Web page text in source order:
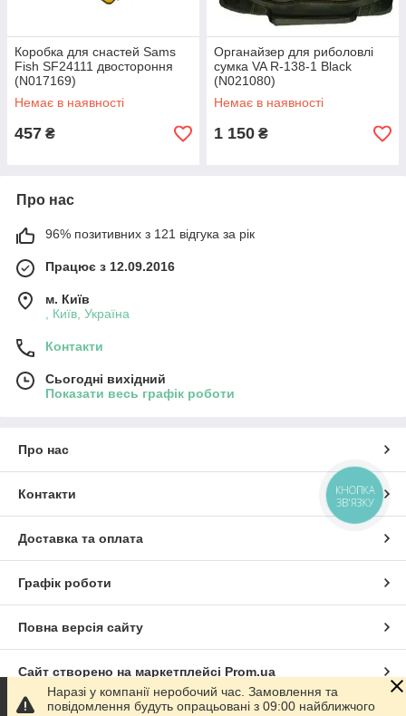
Коробка для снастей Sams
Fish SF24111 двостороння
(N017169)
Немає в наявності
457 ₴
Органайзер для риболовлі
сумка VA R-138-1 Black
(N021080)
Немає в наявності
1 150 ₴
Про нас
96% позитивних з 121 відгука за рік
Працює з 12.09.2016
м. Київ
, Київ, Україна
Контакти
Сьогодні вихідний
Показати весь графік роботи
Про нас
Контакти
Доставка та оплата
Графік роботи
Повна версія сайту
Сайт створено на маркетплейсі Prom.ua
Наразі у компанії неробочий час. Замовлення та
повідомлення будуть опрацьовані з 09:00 найближчого
КНОПКА
ЗВ'ЯЗКУ